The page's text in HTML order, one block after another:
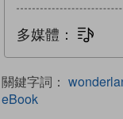
多媒體：
關鍵字詞：
eBook